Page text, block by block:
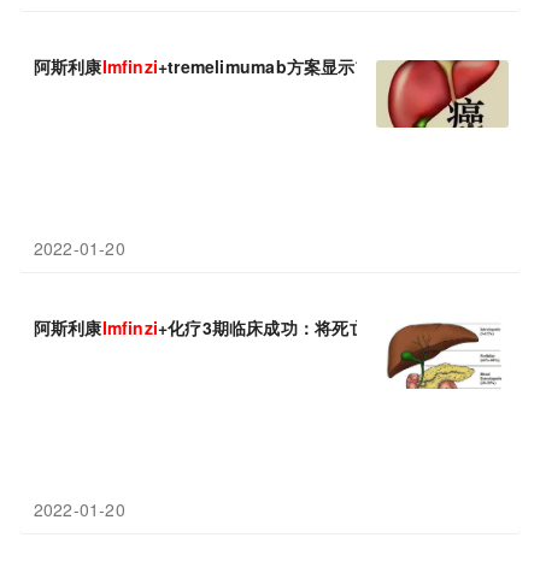
阿斯利康Imfinzi+tremelimumab方案显示前所未有生存益处：3
2022-01-20
阿斯利康Imfinzi+化疗3期临床成功：将死亡风险降低20%，将成
2022-01-20